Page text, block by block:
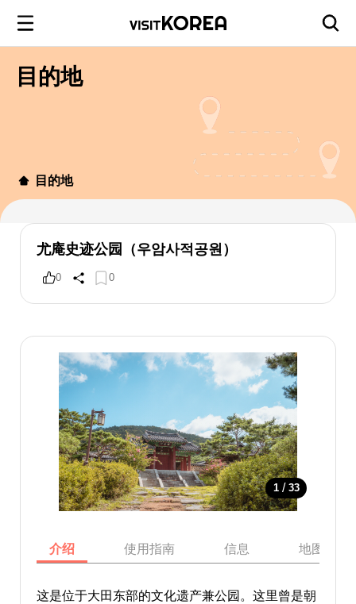
目的地
目的地
尤庵史迹公园（우암사적공원）
0 0
1 / 33
介绍 使用指南 信息 地图
这是位于大田东部的文化遗产兼公园。这里曾是朝